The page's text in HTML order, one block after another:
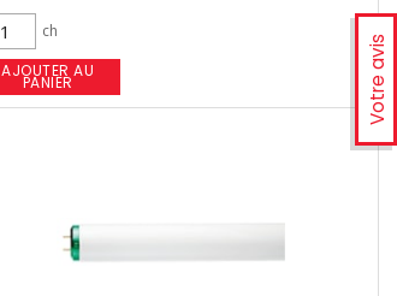
Votre avis
ch
AJOUTER AU
PANIER